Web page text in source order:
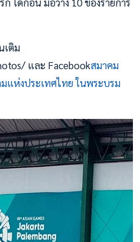
เติม
และ Facebookสมาคม
ห่งประเทศไทย ในพระบรม